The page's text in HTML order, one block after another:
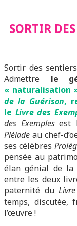
SORTIR
Sortir des
Admettre le
« naturalisation
de la Guérison,
le Livre des
des Exemplesest
Pléiade au chef-
ses célèbres
pensée au
élan génial de la
entre les deux
paternité du
temps, discutée,
l’œuvre !